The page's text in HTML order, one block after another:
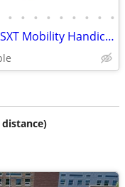
• • • • • • • • •
2019 *Dodge* *Grand Caravan* *SXT Mobility Handicap Van